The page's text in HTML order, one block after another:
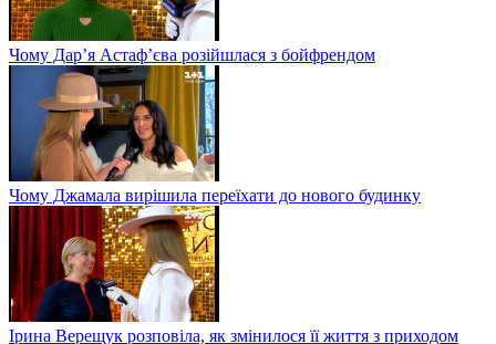
Чому Дар’я Астаф’єва розійшлася з бойфрендом
Чому Джамала вирішила переїхати до нового будинку
Ірина Верещук розповіла, як змінилося її життя з приходом